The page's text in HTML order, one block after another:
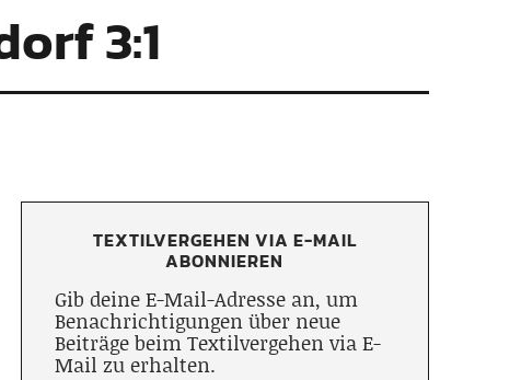
3:1
TEXTILVERGEHEN VIA E-MAIL
ABONNIEREN
Gib deine E-Mail-Adresse an, um
Benachrichtigungen über neue
Beiträge beim Textilvergehen via E-
Mail zu erhalten.